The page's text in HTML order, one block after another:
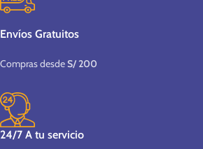
Envíos Gratuitos
Compras desdeS/ 200
24/7 A tu servicio